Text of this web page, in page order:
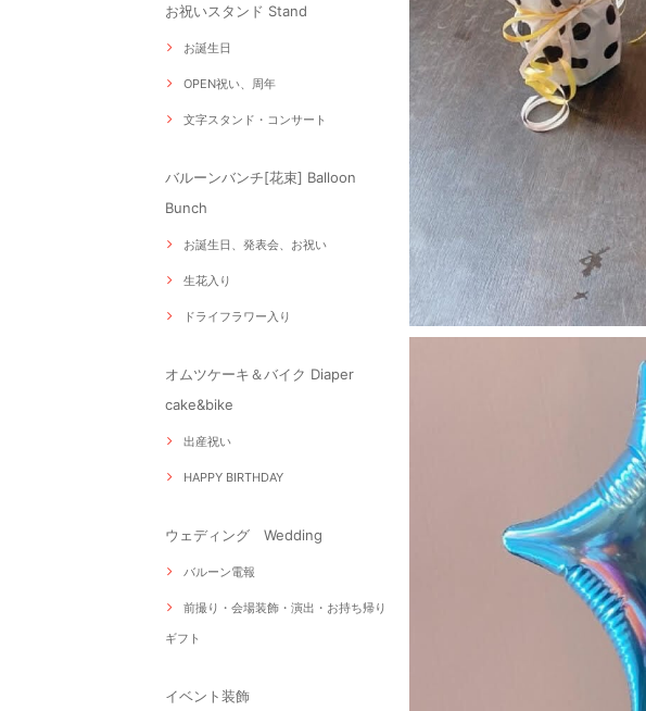
お祝いスタンド Stand
お誕生日
OPEN祝い、周年
文字スタンド・コンサート
バルーンバンチ[花束] Balloon
Bunch
お誕生日、発表会、お祝い
生花入り
ドライフラワー入り
オムツケーキ＆バイク Diaper
cake&bike
出産祝い
HAPPY BIRTHDAY
ウェディング Wedding
バルーン電報
前撮り・会場装飾・演出・お持ち帰り
ギフト
イベント装飾